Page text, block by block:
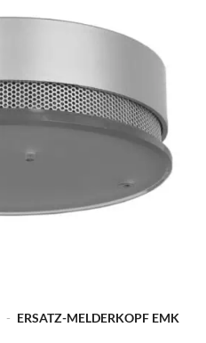
- ERSATZ-MELDERKOPF EMK